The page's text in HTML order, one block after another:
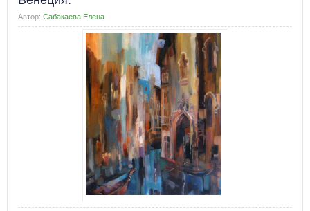
Автор: Сабакаева Елена